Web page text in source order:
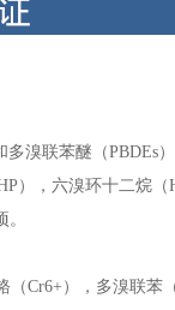
溴联苯醚（PBDEs
），六溴环十二烷（
），多溴联苯（